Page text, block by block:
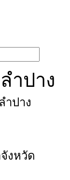
ำปาง
ปาง
งหวัด